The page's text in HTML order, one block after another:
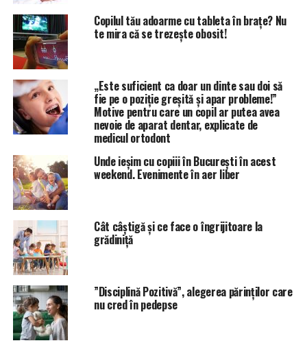
Copilul tău adoarme cu tableta în brațe? Nu
te mira că se trezește obosit!
„Este suficient ca doar un dinte sau doi să
fie pe o poziție greșită și apar probleme!”
Motive pentru care un copil ar putea avea
nevoie de aparat dentar, explicate de
medicul ortodont
Unde ieșim cu copiii în București în acest
weekend. Evenimente în aer liber
Cât câștigă și ce face o îngrijitoare la
grădiniță
”Disciplină Pozitivă”, alegerea părinților care
nu cred în pedepse